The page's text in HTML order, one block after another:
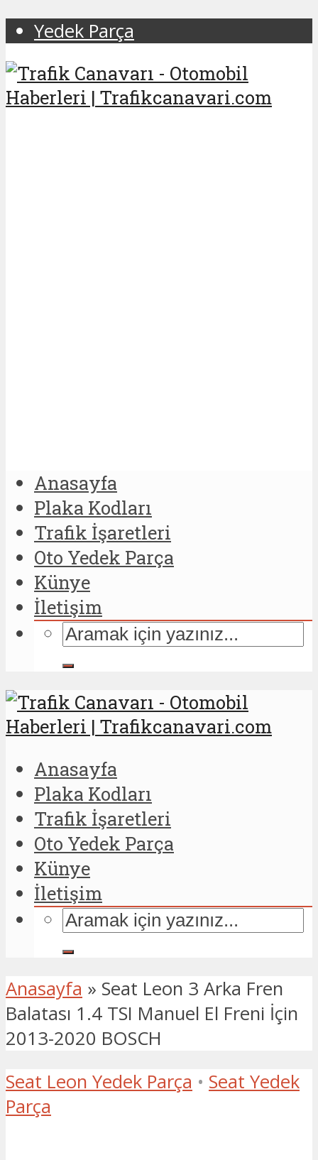
Yedek Parça
Anasayfa
Plaka Kodları
Trafik İşaretleri
Oto Yedek Parça
Künye
İletişim
Anasayfa
Plaka Kodları
Trafik İşaretleri
Oto Yedek Parça
Künye
İletişim
Anasayfa » Seat Leon 3 Arka Fren
Balatası 1.4 TSI Manuel El Freni İçin
2013-2020 BOSCH
Seat Leon Yedek Parça • Seat Yedek
Parça